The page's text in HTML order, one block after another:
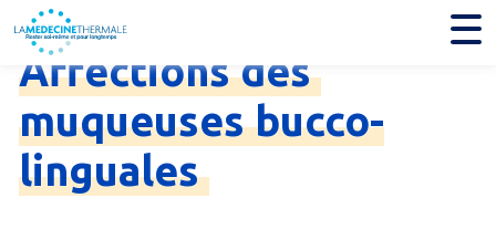
Affectionsdes
muqueusesbucco-
linguales